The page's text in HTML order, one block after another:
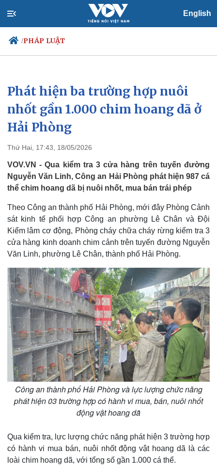
English
/PHÁP LUẬT
Chính trị
Đảng
Tổ chức nhân sự
Quốc hội
Nhận diện sự thật
Xã hội
Tin 24h
Dự báo thời tiết
Phát hiện ba trường hợp nuôi
nhốt gần 1.000 chim hoang dã ở
Hải Phòng
Thứ Hai, 17:43, 18/05/2026
VOV.VN - Qua kiểm tra 3 cửa hàng trên tuyến đường
Nguyễn Văn Linh, Công an Hải Phòng phát hiện 987 cá
thể chim hoang dã bị nuôi nhốt, mua bán trái phép
Theo Công an thành phố Hải Phòng, mới đây Phòng Cảnh
sát kinh tế phối hợp Công an phường Lê Chân và Đội
Kiểm lâm cơ động, Phòng cháy chữa cháy rừng kiểm tra 3
cửa hàng kinh doanh chim cảnh trên tuyến đường Nguyễn
Văn Linh, phường Lê Chân, thành phố Hải Phòng.
Công an thành phố Hải Phòng và lực lượng chức năng
phát hiện 03 trường hợp có hành vi mua, bán, nuôi nhốt
động vật hoang dã
Qua kiểm tra, lực lượng chức năng phát hiện 3 trường hợp
có hành vi mua bán, nuôi nhốt động vật hoang dã là các
loài chim hoang dã, với tổng số gần 1.000 cá thể.